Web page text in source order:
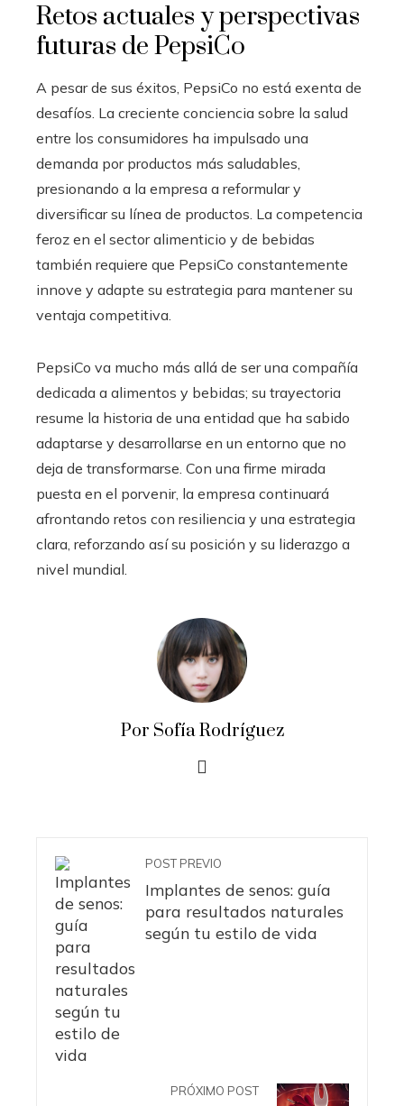
Retos actuales y perspectivas
futuras de PepsiCo
A pesar de sus éxitos, PepsiCo no está exenta de
desafíos. La creciente conciencia sobre la salud
entre los consumidores ha impulsado una
demanda por productos más saludables,
presionando a la empresa a reformular y
diversificar su línea de productos. La competencia
feroz en el sector alimenticio y de bebidas
también requiere que PepsiCo constantemente
innove y adapte su estrategia para mantener su
ventaja competitiva.
PepsiCo va mucho más allá de ser una compañía
dedicada a alimentos y bebidas; su trayectoria
resume la historia de una entidad que ha sabido
adaptarse y desarrollarse en un entorno que no
deja de transformarse. Con una firme mirada
puesta en el porvenir, la empresa continuará
afrontando retos con resiliencia y una estrategia
clara, reforzando así su posición y su liderazgo a
nivel mundial.
Por Sofía Rodríguez
POST PREVIO
Implantes de senos: guía
para resultados naturales
según tu estilo de vida
PRÓXIMO POST